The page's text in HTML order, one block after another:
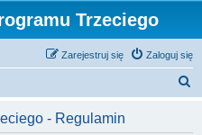
Trzeciego
Zaloguj się
Zarejestruj się
- Regulamin